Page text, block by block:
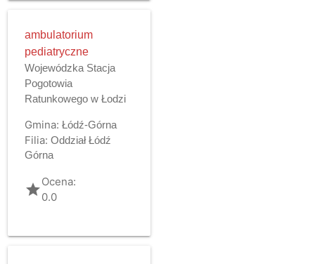
ambulatorium
pediatryczne
Wojewódzka Stacja
Pogotowia
Ratunkowego w Łodzi
Gmina: Łódź-Górna
Filia: Oddział Łódź
Górna
gradeOcena:
0.0